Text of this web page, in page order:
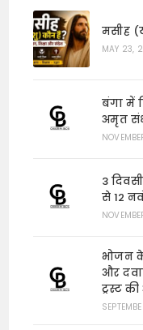
मसीह
MAY 23,
बंगा में
अमृत
3
से 12
भोजन के
और
ट्रस्ट